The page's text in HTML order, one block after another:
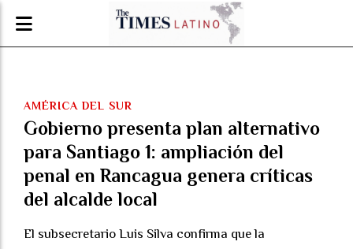
Gobierno presenta plan alternativo
para Santiago 1: ampliación del
penal en Rancagua genera críticas
del alcalde local
El subsecretario Luis Silva confirma que la
AMÉRICA DEL SUR